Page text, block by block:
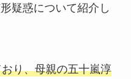
疑惑について紹介し
り、母親の五十嵐淳